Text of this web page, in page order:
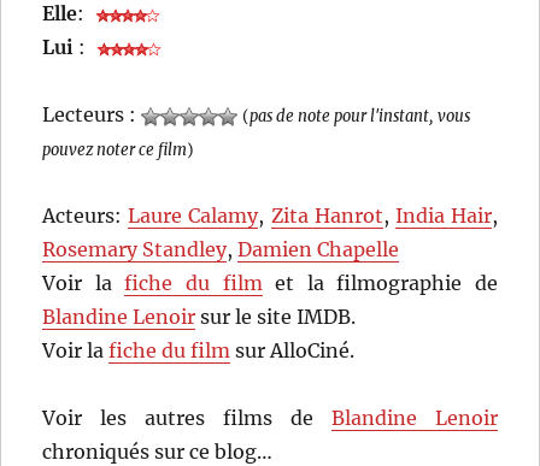
Elle:
Lui :
Lecteurs : (pas de note pour l'instant, vous
pouvez noter ce film)
Acteurs:Laure Calamy, Zita Hanrot, India Hair,
Rosemary Standley,Damien Chapelle
Voir lafiche du filmet la filmographie de
Blandine Lenoir sur le site IMDB.
Voir lafiche du film sur AlloCiné.
Voir les autres films de Blandine Lenoir
chroniqués sur ce blog…